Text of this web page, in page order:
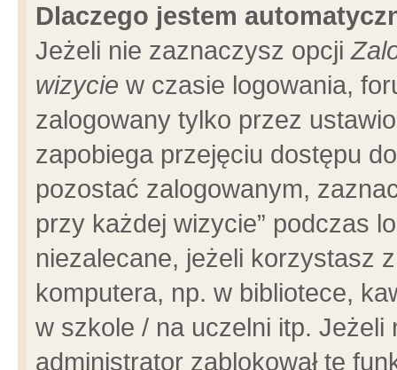
Dlaczego jestem
Jeżeli nie zaznaczysz opcji
wizycie w czasie logowania,
zalogowany tylko przez
zapobiega przejęciu dostępu
pozostać zalogowanym,
przy każdej wizycie” podczas
niezalecane, jeżeli korzystasz
komputera, np. w bibliotece,
w szkole / na uczelni itp.
administrator zablokował tę